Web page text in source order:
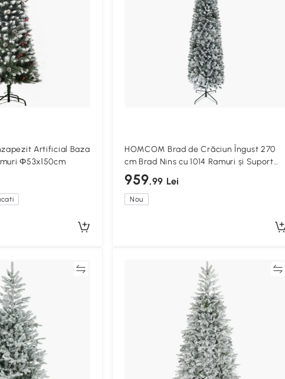
Artificial Baza
Φ53x150cm
HOMCOM Brad de Crăciun Îngust 270
cm Brad Nins cu 1014 Ramuri și Suport
Metalic pentru Living Verde și Alb
959,99 Lei
Nou